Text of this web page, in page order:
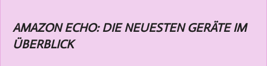
AMAZON ECHO: DIE NEUESTEN GERÄTE IM
ÜBERBLICK